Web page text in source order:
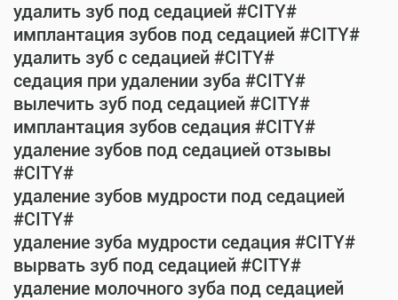
удалить зуб под седацией #CITY#
имплантация зубов под седацией #CITY#
удалить зуб с седацией #CITY#
седация при удалении зуба #CITY#
вылечить зуб под седацией #CITY#
имплантация зубов седация #CITY#
удаление зубов под седацией отзывы
#CITY#
удаление зубов мудрости под седацией
#CITY#
удаление зуба мудрости седация #CITY#
вырвать зуб под седацией #CITY#
удаление молочного зуба под седацией